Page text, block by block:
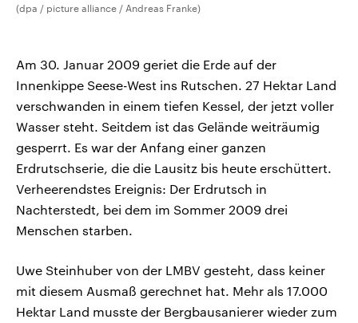
(dpa / picture alliance / Andreas Franke)
Am 30. Januar 2009 geriet die Erde auf der
Innenkippe Seese-West ins Rutschen. 27 Hektar Land
verschwanden in einem tiefen Kessel, der jetzt voller
Wasser steht. Seitdem ist das Gelände weiträumig
gesperrt. Es war der Anfang einer ganzen
Erdrutschserie, die die Lausitz bis heute erschüttert.
Verheerendstes Ereignis: Der Erdrutsch in
Nachterstedt, bei dem im Sommer 2009 drei
Menschen starben.
Uwe Steinhuber von der LMBV gesteht, dass keiner
mit diesem Ausmaß gerechnet hat. Mehr als 17.000
Hektar Land musste der Bergbausanierer wieder zum